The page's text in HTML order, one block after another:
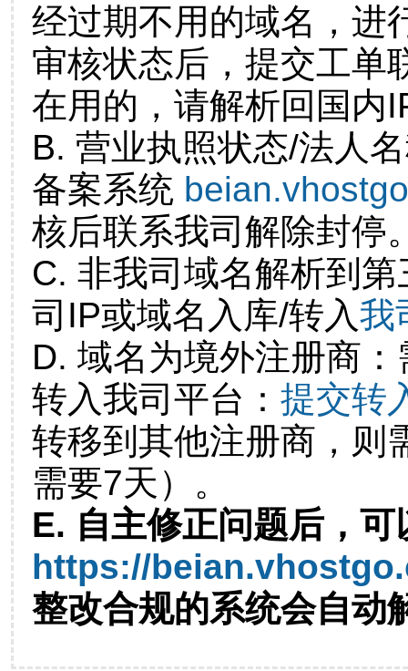
经过期不用的域名，进
审核状态后，提交工单
在用的，请解析回国内
B. 营业执照状态/法人
备案系统
核后联系我司解除封停
C. 非我司域名解析到
司IP或域名入库/转入我
D. 域名为境外注册商
转入我司平台： 提交转
转移到其他注册商，则
需要7天）。
E. 自主修正问题后，可
https://
整改合规的系统会自动